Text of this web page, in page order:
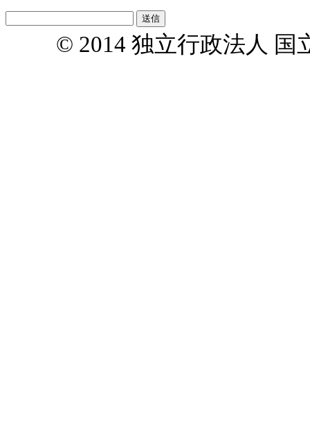
© 2014 独立行政法人 国